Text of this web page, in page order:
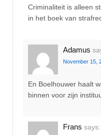
Criminaliteit is alleen
in het boek van
Adamus
November 15,
En Boelhouwer haalt
binnen voor zijn
Frans says: